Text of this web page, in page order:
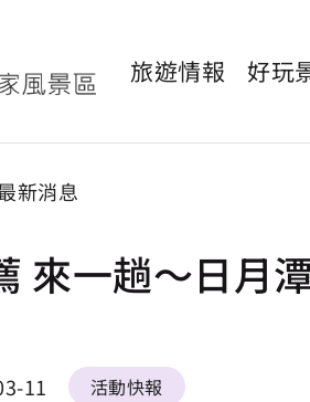
旅遊情報 好玩
新消息
來一趟～日月
11 活動快報